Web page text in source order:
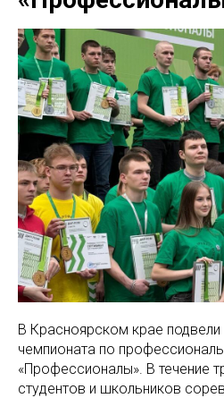
В Красноярском крае подвели
чемпионата по
«Профессионалы». В течение
студентов и школьников